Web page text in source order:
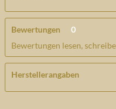
Bewertungen
0
Bewertungen lesen,
Herstellerangaben